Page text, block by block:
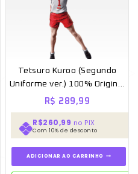
Tetsuro Kuroo (Segundo
Uniforme ver.) 100% Original
Lacrado – Banpresto
R$ 289,99
R$260,99 no PIX
Com 10% de desconto
ADICIONAR AO CARRINHO